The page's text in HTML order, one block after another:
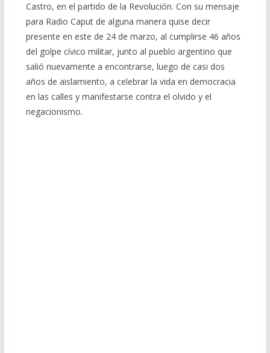
Castro, en el partido de la Revolución. Con su mensaje
para Radio Caput de alguna manera quise decir
presente en este de 24 de marzo, al cumplirse 46 años
del golpe cívico militar, junto al pueblo argentino que
salió nuevamente a encontrarse, luego de casi dos
años de aislamiento, a celebrar la vida en democracia
en las calles y manifestarse contra el olvido y el
negacionismo.